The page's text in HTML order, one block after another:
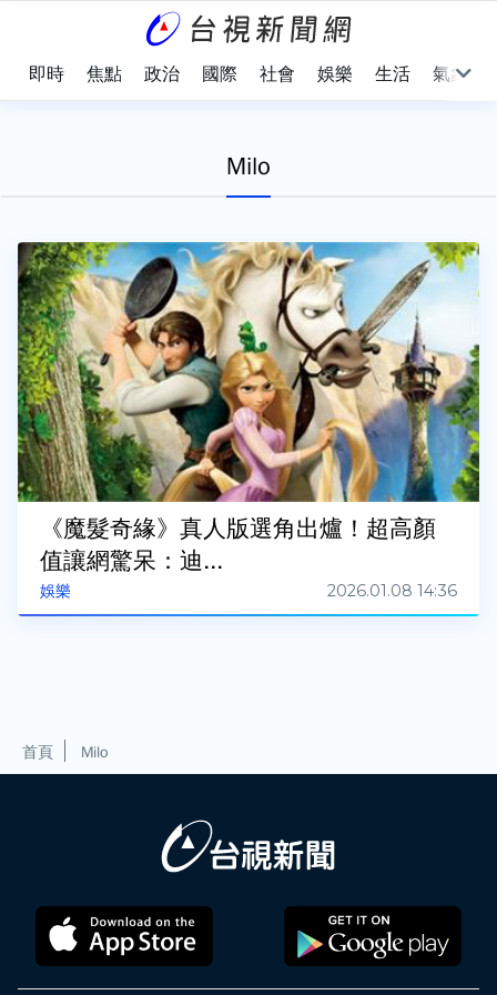
即時 焦點 政治 國際 社會 娛樂 生活 氣象
Milo
娛樂
《魔髮奇緣》真人版選角出爐！超高顏
值讓網驚呆：迪...
2026.01.08 14:36
首頁 Milo